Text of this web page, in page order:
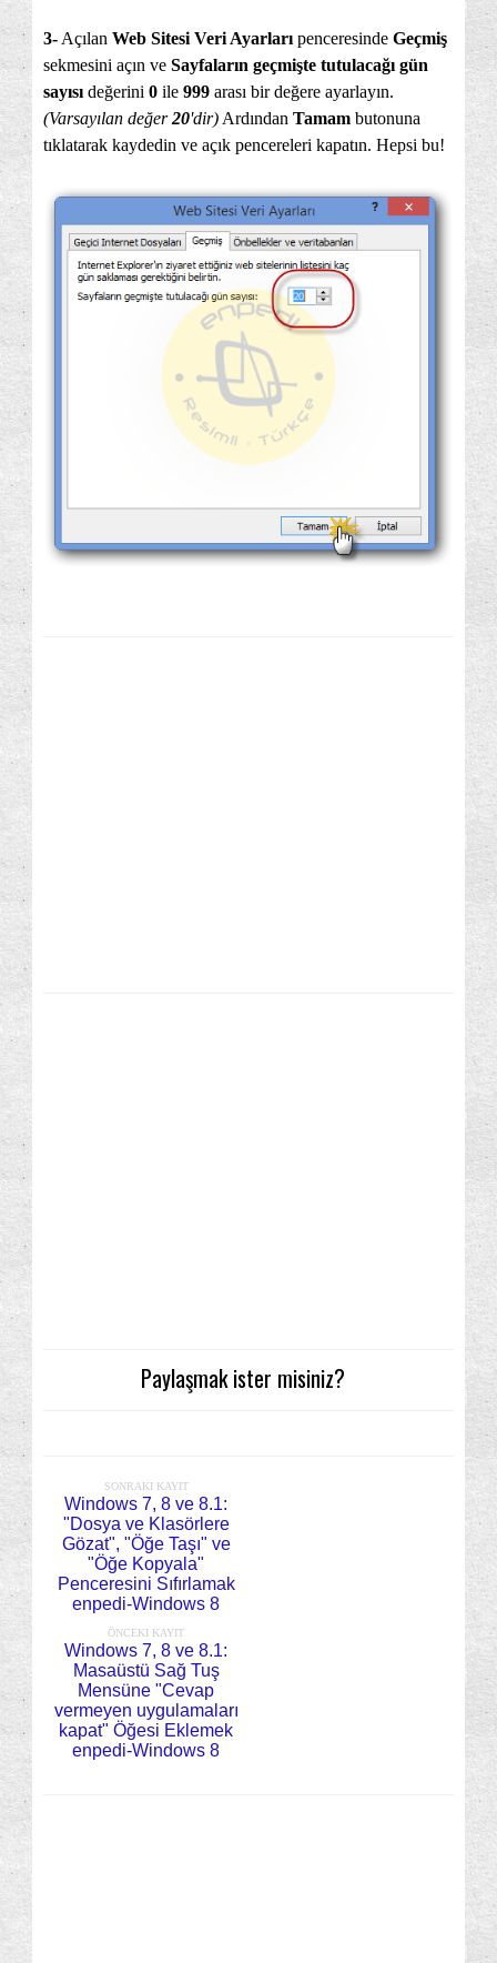
3- Açılan Web Sitesi Veri Ayarları penceresinde Geçmiş
sekmesini açın ve Sayfaların geçmişte tutulacağı gün
sayısı değerini 0 ile 999 arası bir değere ayarlayın.
(Varsayılan değer20'dir) Ardından Tamam butonuna
tıklatarak kaydedin ve açık pencereleri kapatın. Hepsi bu!
Paylaşmak ister misiniz?
SONRAKI KAYIT
Windows 7, 8 ve 8.1:
"Dosya ve Klasörlere
Gözat", "Öğe Taşı" ve
"Öğe Kopyala"
Penceresini Sıfırlamak
enpedi-Windows 8
ÖNCEKI KAYIT
Windows 7, 8 ve 8.1:
Masaüstü Sağ Tuş
Mensüne "Cevap
vermeyen uygulamaları
kapat" Öğesi Eklemek
enpedi-Windows 8